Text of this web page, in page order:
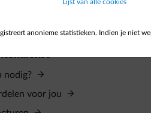
nodig?
voor jou
Lijst van alle cookies
anonieme statistieken. Indien je niet